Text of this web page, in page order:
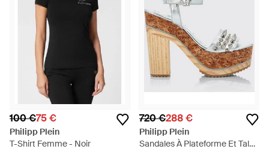
100 €75 €
Philipp Plein
T-Shirt Femme - Noir
720 €288 €
Philipp Plein
Sandales À Plateforme Et Talon